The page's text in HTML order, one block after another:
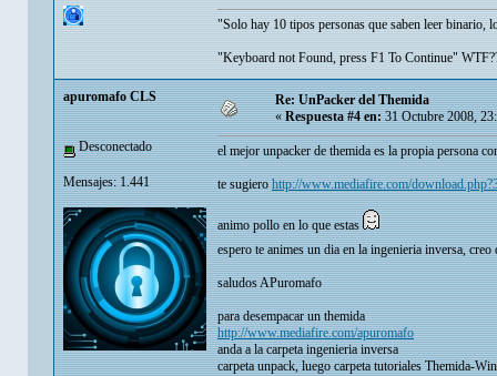
"Solo hay 10 tipos personas que saben leer binario,
"Keyboard not Found, press F1 To Continue"
apuromafo CLS
Desconectado
Mensajes: 1.441
Re: UnPacker del Themida
«Respuesta #4 en:31 Octubre 2008,
el mejor unpacker de themida es la propia persona
te sugierohttp://www.mediafire.com/
animo pollo en lo que estas
espero te animes un dia en la ingenieria inversa,
saludos APuromafo
para desempacar un themida
http://www.mediafire.com/apuromafo
anda a la carpeta ingenieria inversa
carpeta unpack, luego carpeta tutoriales Themida-